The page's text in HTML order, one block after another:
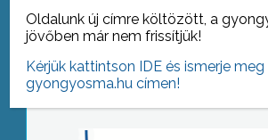
Oldalunk új címre költözött, a
jövőben már nem frissítjük!
Kérjük kattintson IDE és ismerje
gyongyosma.hu címen!